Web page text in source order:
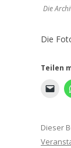
Die
Die
Teilen
Dieser